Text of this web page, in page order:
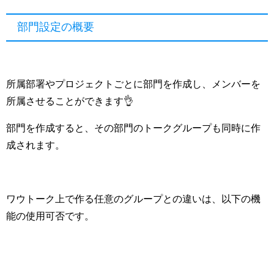
部門設定の概要
所属部署やプロジェクトごとに部門を作成し、メンバーを
所属させることができます👌
部門を作成すると、その部門のトークグループも同時に作
成されます。
ワウトーク上で作る任意のグループとの違いは、以下の機
能の使用可否です。